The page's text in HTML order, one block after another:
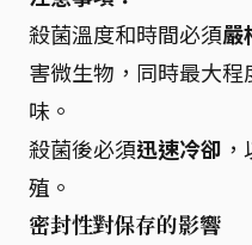
殺菌溫度和時間必須嚴
害微生物，同時最大
味。
殺菌後必須迅速冷卻
殖。
密封性對保存的影響